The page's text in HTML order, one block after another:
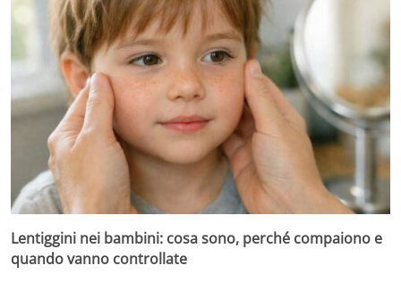
Lentiggini nei bambini: cosa sono, perché compaiono e
quando vanno controllate